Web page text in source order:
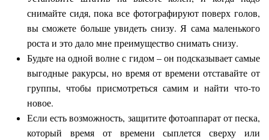
снимайте сидя, пока все фотографируют поверх голов,
вы сможете больше увидеть снизу. Я сама маленького
роста и это дало мне преимущество снимать снизу.
Будьте на одной волне с гидом – он подсказывает самые
выгодные ракурсы, но время от времени отставайте от
группы, чтобы присмотреться самим и найти что-то
новое.
Если есть возможность, защитите фотоаппарат от песка,
который время от времени сыплется сверху или